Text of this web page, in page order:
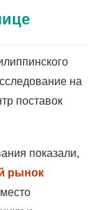
на
поставок
показали,
рынок